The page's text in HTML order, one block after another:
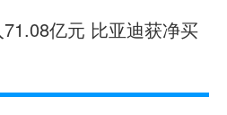
亿元 比亚迪获净买